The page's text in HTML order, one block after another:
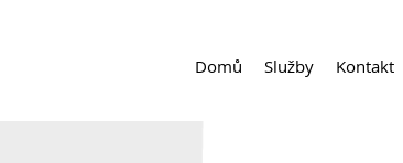
Domů Služby Kontakt